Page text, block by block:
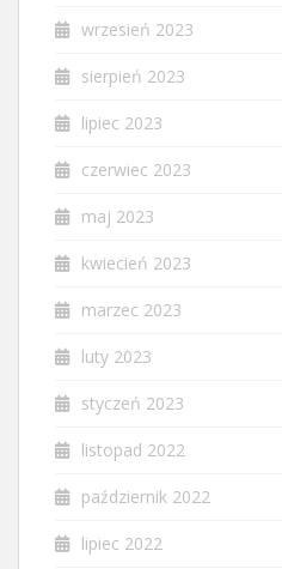
wrzesień 2023
sierpień 2023
lipiec 2023
czerwiec 2023
maj 2023
kwiecień 2023
marzec 2023
luty 2023
styczeń 2023
listopad 2022
październik 2022
lipiec 2022